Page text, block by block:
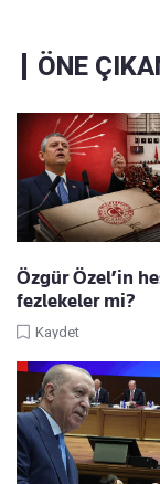
ÖNE
Özgür Özel’in
fezlekeler mi?
Kaydet